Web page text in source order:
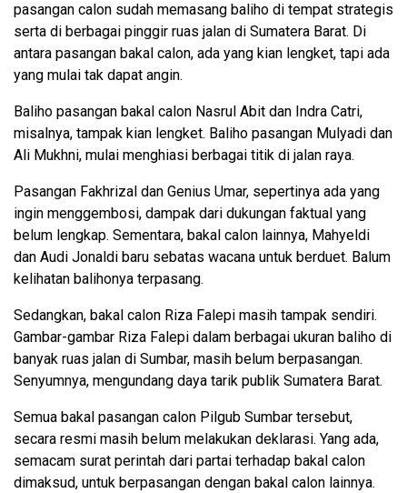
pasangan calon sudah memasang baliho di tempat strategis
serta di berbagai pinggir ruas jalan di Sumatera Barat. Di
antara pasangan bakal calon, ada yang kian lengket, tapi ada
yang mulai tak dapat angin.
Baliho pasangan bakal calon Nasrul Abit dan Indra Catri,
misalnya, tampak kian lengket. Baliho pasangan Mulyadi dan
Ali Mukhni, mulai menghiasi berbagai titik di jalan raya.
Pasangan Fakhrizal dan Genius Umar, sepertinya ada yang
ingin menggembosi, dampak dari dukungan faktual yang
belum lengkap. Sementara, bakal calon lainnya, Mahyeldi
dan Audi Jonaldi baru sebatas wacana untuk berduet. Balum
kelihatan balihonya terpasang.
Sedangkan, bakal calon Riza Falepi masih tampak sendiri.
Gambar-gambar Riza Falepi dalam berbagai ukuran baliho di
banyak ruas jalan di Sumbar, masih belum berpasangan.
Senyumnya, mengundang daya tarik publik Sumatera Barat.
Semua bakal pasangan calon Pilgub Sumbar tersebut,
secara resmi masih belum melakukan deklarasi. Yang ada,
semacam surat perintah dari partai terhadap bakal calon
dimaksud, untuk berpasangan dengan bakal calon lainnya.